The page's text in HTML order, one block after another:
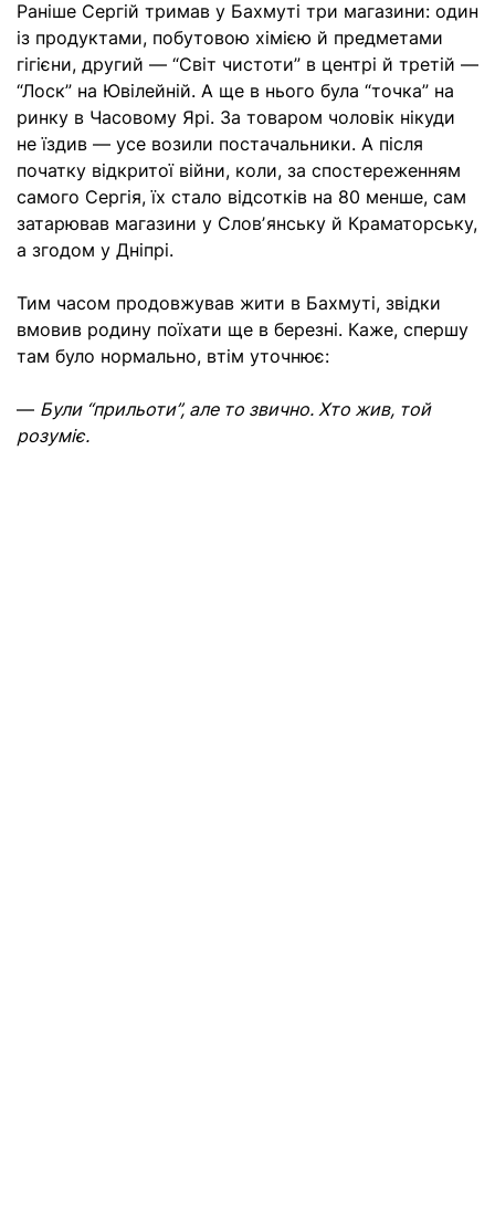
Раніше Сергій тримав у Бахмуті три магазини: один
із продуктами, побутовою хімією й предметами
гігієни, другий — “Світ чистоти” в центрі й третій —
“Лоск” на Ювілейній. А ще в нього була “точка” на
ринку в Часовому Ярі. За товаром чоловік нікуди
не їздив — усе возили постачальники. А після
початку відкритої війни, коли, за спостереженням
самого Сергія, їх стало відсотків на 80 менше, сам
затарював магазини у Словʼянську й Краматорську,
а згодом у Дніпрі.
Тим часом продовжував жити в Бахмуті, звідки
вмовив родину поїхати ще в березні. Каже, спершу
там було нормально, втім уточнює:
— Були “прильоти”, але то звично. Хто жив, той
розуміє.